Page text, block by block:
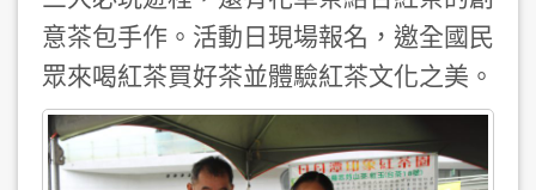
意茶包手作。活動日現場報名，邀全國民
眾來喝紅茶買好茶並體驗紅茶文化之美。